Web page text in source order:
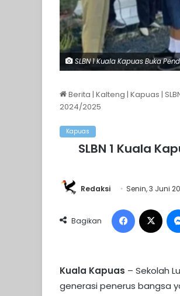
SLBN 1 Kuala Kapuas Buka
Berita | Kalteng | Kapuas |
2024/2025
Kapuas
SLBN 1 Kuala
Redaksi Senin, 3 Juni
Bagikan
Facebook
Kuala Kapuas – Sekolah
generasi penerus bangsa